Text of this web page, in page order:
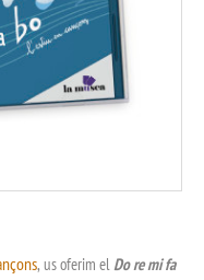
, us oferim elDo re mi fa